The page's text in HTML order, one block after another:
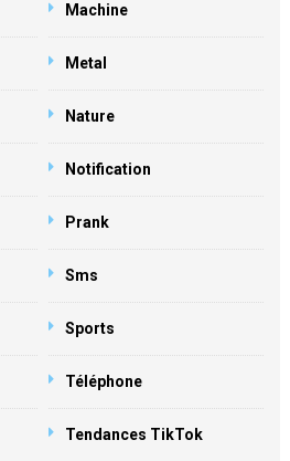
Machine
Metal
Nature
Notification
Prank
Sms
Sports
Téléphone
Tendances TikTok